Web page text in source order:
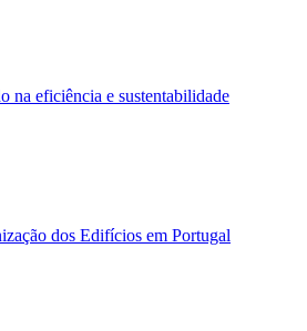
na eficiência e sustentabilidade
dos Edifícios em Portugal